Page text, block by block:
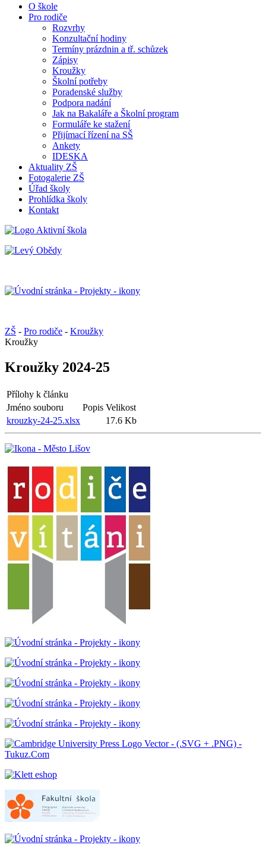
O škole
Pro rodiče
Rozvrhy
Konzultační hodiny
Termíny prázdnin a tř. schůzek
Zápisy
Kroužky
Školní potřeby
Poradenské služby
Podpora nadání
Jak na Bakaláře a Školní program
Formuláře ke stažení
Přijímací řízení na SŠ
Ankety
IDESKA
Aktuality ZŠ
Fotogalerie ZŠ
Úřad školy
Prohlídka školy
Kontakt
ZŠ - Pro rodiče - Kroužky
Kroužky
Kroužky 2024-25
Přílohy k článku
Jméno souboru
Popis Velikost
krouzky-24-25.xlsx
17.6 Kb